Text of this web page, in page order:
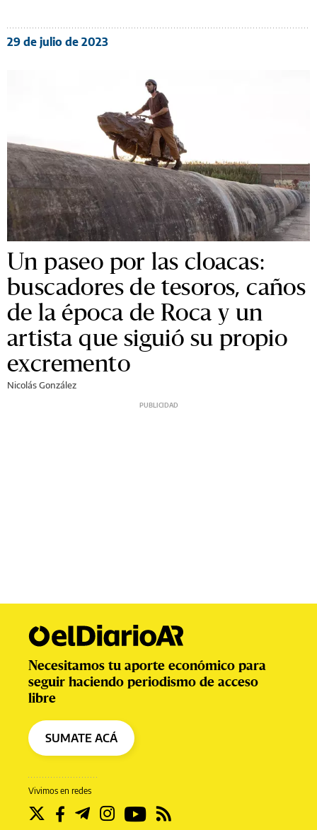
29 de julio de 2023
Un paseo por las cloacas:
buscadores de tesoros, caños
de la época de Roca y un
artista que siguió su propio
excremento
Nicolás González
Vivimos en redes
Necesitamos tu aporte económico para
seguir haciendo periodismo de acceso
libre
SUMATE ACÁ